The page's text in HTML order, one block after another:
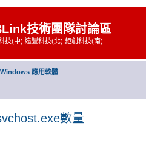
技術團隊討論區
技(中),遠豐科技(北),鉅創科技(南)
Windows 應用軟體
數量